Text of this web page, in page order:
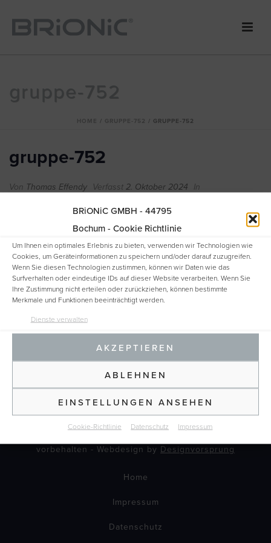
BRiONiC GMBH - 44795
Bochum - Cookie Richtlinie
Um Ihnen ein optimales Erlebnis zu bieten, verwenden wir Technologien wie
Cookies, um Geräteinformationen zu speichern und/oder darauf zuzugreifen.
Wenn Sie diesen Technologien zustimmen, können wir Daten wie das
Surfverhalten oder eindeutige IDs auf dieser Website verarbeiten. Wenn Sie
Ihre Zustimmung nicht erteilen oder zurückziehen, können bestimmte
Merkmale und Funktionen beeinträchtigt werden.
Dienste verwalten
AKZEPTIEREN
ABLEHNEN
EINSTELLUNGEN ANSEHEN
Cookie-Richtlinie Datenschutz Impressum
HOME / GRUPPE-752 / GRUPPE-752
gruppe-752
Von Thomas Effendy Verfasst2. Oktober 2024 In
vorbehalten - Webdesign by Designvorsprung
Home
Impressum
Datenschutz